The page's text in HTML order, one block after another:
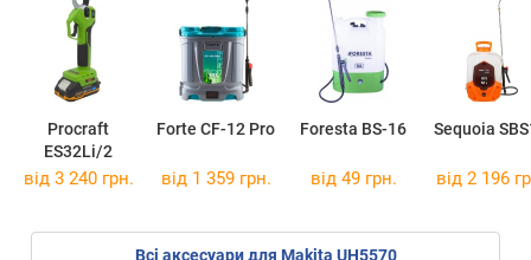
Procraft
ES32Li/2
Forte CF-12 Pro Foresta BS-16 Sequoia
від 3 240 грн. від 1 359 грн. від 49 грн. від 2 196
Всі аксесуари для Makita UH5570